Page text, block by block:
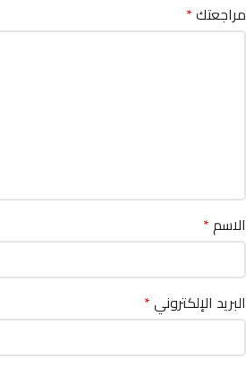
مراجعتك*
الاسم*
البريد الإلكتروني*